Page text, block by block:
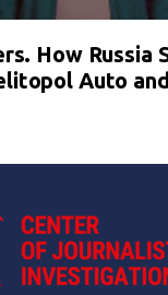
How Russia
Auto